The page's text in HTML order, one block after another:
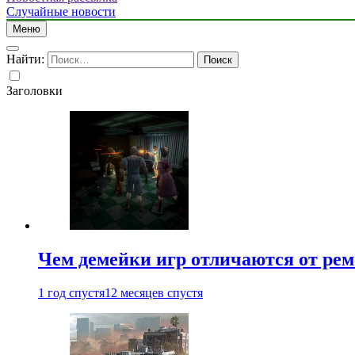
Случайные новости
Меню
Найти:
Заголовки
Чем демейки игр отличаются от
1 год спустя12 месяцев спустя